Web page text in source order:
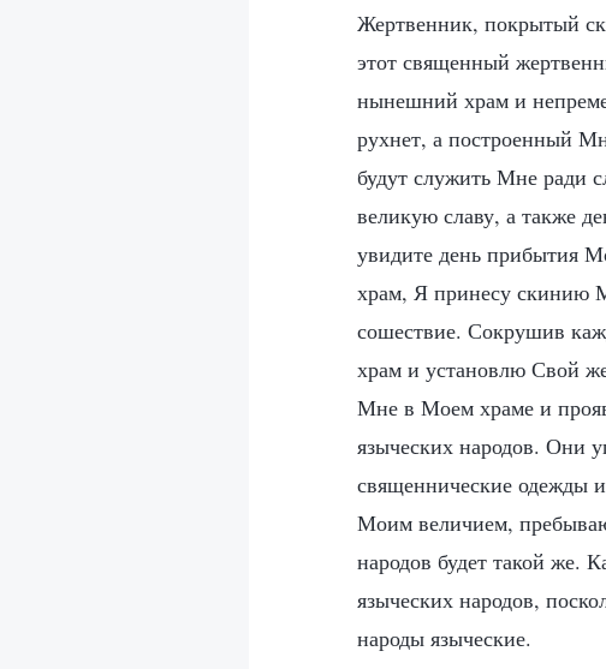
Жертвенник, покрытый
этот священный
нынешний храм и
рухнет, а построенный
будут служить Мне ради
великую славу, а также
увидите день прибытия
храм, Я принесу скинию
сошествие. Сокрушив
храм и установлю Свой
Мне в Моем храме и
языческих народов. Они
священнические одежды
Моим величием,
народов будет такой же.
языческих народов,
народы языческие.